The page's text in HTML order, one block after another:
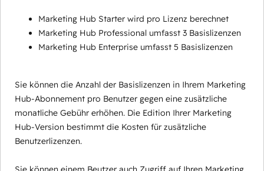
Marketing Hub Starter wird pro Lizenz berechnet
Marketing Hub Professional umfasst 3 Basislizenzen
Marketing Hub Enterprise umfasst 5 Basislizenzen
Sie können die Anzahl der Basislizenzen in Ihrem Marketing
Hub-Abonnement pro Benutzer gegen eine zusätzliche
monatliche Gebühr erhöhen. Die Edition Ihrer Marketing
Hub-Version bestimmt die Kosten für zusätzliche
Benutzerlizenzen.